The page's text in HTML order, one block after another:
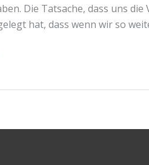
Die Tatsache, dass uns
hat, dass wenn wir so